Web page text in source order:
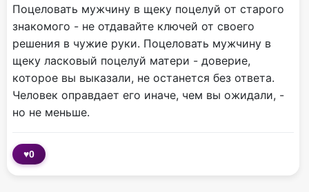
Поцеловать мужчину в щеку поцелуй от старого
знакомого - не отдавайте ключей от своего
решения в чужие руки. Поцеловать мужчину в
щеку ласковый поцелуй матери - доверие,
которое вы выказали, не останется без ответа.
Человек оправдает его иначе, чем вы ожидали, -
но не меньше.
♥0